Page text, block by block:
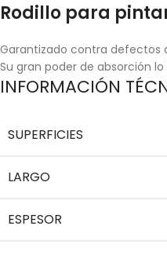
Rodillo para
Garantizado contra defectos
Su gran poder de absorción
INFORMACIÓN
SUPERFICIES
LARGO
ESPESOR